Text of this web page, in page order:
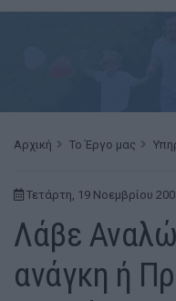
Αρχική Το Έργο μας
Τετάρτη, 19 Νοεμβρίου
Λάβε
ανάγκη ή